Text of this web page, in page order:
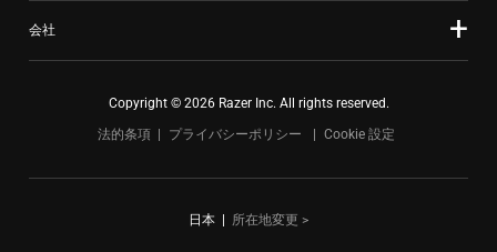
会社
Copyright © 2026 Razer Inc. All rights reserved.
法的条項
プライバシーポリシー Cookie 設定
日本 | 所在地変更 >